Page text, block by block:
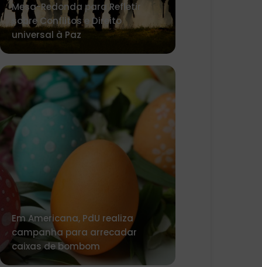
Mesa-Redonda para Refletir
sobre Conflitos e Direito
universal à Paz
Em Americana, PdU realiza
campanha para arrecadar
caixas de bombom